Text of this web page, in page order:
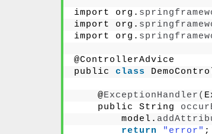
import org.
import org.
import org.
@ControllerAdvice
public class
    @
ExceptionHandler (
    public String
        model.
return
"error" ;